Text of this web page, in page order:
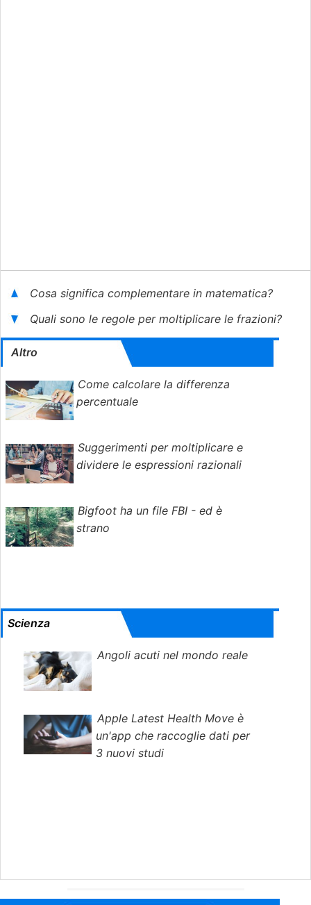
Cosa significa complementare in matematica?
Quali sono le regole per moltiplicare le frazioni?
Altro
Come calcolare la differenza
percentuale
Suggerimenti per moltiplicare e
dividere le espressioni razionali
Bigfoot ha un file FBI - ed è
strano
Scienza
Angoli acuti nel mondo reale
Apple Latest Health Move è
un'app che raccoglie dati per
3 nuovi studi